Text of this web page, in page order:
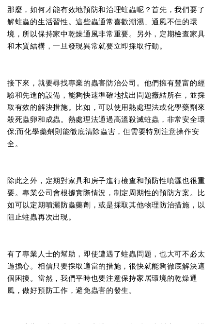
那麼，如何才能有效地預防和治理蛀蟲呢？首先，我們要了
解蛀蟲的生活習性。這些蟲通常喜歡潮濕、通風不佳的環
境，所以保持家中乾燥通風非常重要。另外，定期檢查家具
和木質結構，一旦發現異常就要立即採取行動。
接下來，就要尋找專業的蟲害防治公司。他們擁有豐富的經
驗和先進的設備，能夠快速準確地找出問題癥結所在，並採
取有效的解決措施。比如，可以使用熱處理法或化學藥劑來
殺死蟲卵和成蟲。熱處理法通過高溫殺滅蛀蟲，非常安全環
保;而化學藥劑則能徹底清除蟲害，但需要特別注意操作安
全。
除此之外，定期對家具和房子進行檢查和預防性噴灑也很重
要。專業公司會根據實際情況，制定周期性的預防方案。比
如可以定期噴灑防蟲藥劑，或是採取其他物理防治措施，以
阻止蛀蟲再次出現。
有了專業人士的幫助，即使遭遇了蛀蟲問題，也大可不必太
過擔心。相信只要採取適當的措施，很快就能夠徹底解決這
個困擾。當然，我們平時也要注意保持家居環境的乾燥通
風，做好預防工作，避免蟲害的發生。